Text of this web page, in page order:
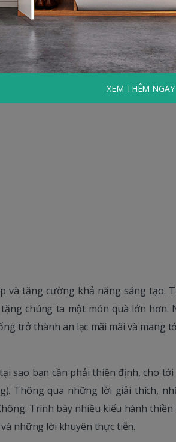
tăng cường khả năng sáng tạo.
chúng ta một món quà lớn hơn.
trở thành an lạc mãi mãi và mang
sao bạn cần phải thiền định, cho
Thông qua những lời giải thích,
Trình bày nhiều kiểu hành
những lời khuyên thực tiễn.
XEM THÊM NGAY